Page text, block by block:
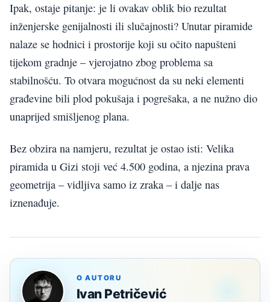
Ipak, ostaje pitanje: je li ovakav oblik bio rezultat
inženjerske genijalnosti ili slučajnosti? Unutar piramide
nalaze se hodnici i prostorije koji su očito napušteni
tijekom gradnje – vjerojatno zbog problema sa
stabilnošću. To otvara mogućnost da su neki elementi
građevine bili plod pokušaja i pogrešaka, a ne nužno dio
unaprijed smišljenog plana.
Bez obzira na namjeru, rezultat je ostao isti: Velika
piramida u Gizi stoji već 4.500 godina, a njezina prava
geometrija – vidljiva samo iz zraka – i dalje nas
iznenađuje.
O AUTORU
Ivan Petričević